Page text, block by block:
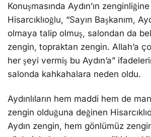
Konuşmasında Aydın’ın
Hisarcıklıoğlu, “Sayın Başkanım,
olmaya talip olmuş, salondan da
zengin, topraktan zengin. Allah’a
her şeyi vermiş bu Aydın’a”
salonda kahkahalara neden oldu.
Aydınlıların hem maddi hem de
zengin olduğuna değinen
Aydın zengin, hem gönlümüz